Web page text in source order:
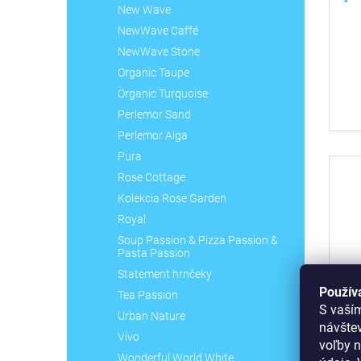
S
voľby
New Wave
NewWave Caffé
NewWave Stone
Organic Taupe
Organic Turquoise
Perlemor Sand
Perlemor Alga
Pura
Rose Cottage
Kolekcia Rose Garden
Royal
Soup Passion & Pizza Passion &
Pasta Passion
Statement hrnčeky
Tea Passion
Urban Nature
Vivo
Wonderful World White